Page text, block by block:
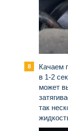
Качаем
в 1-2
может
так